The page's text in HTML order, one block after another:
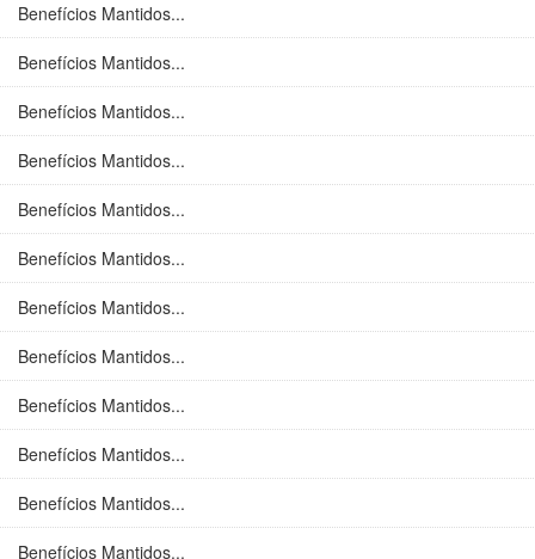
Benefícios Mantidos...
Benefícios Mantidos...
Benefícios Mantidos...
Benefícios Mantidos...
Benefícios Mantidos...
Benefícios Mantidos...
Benefícios Mantidos...
Benefícios Mantidos...
Benefícios Mantidos...
Benefícios Mantidos...
Benefícios Mantidos...
Benefícios Mantidos...